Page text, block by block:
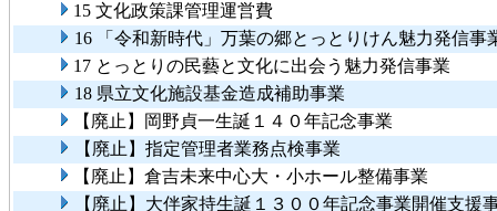
15 文化政策課管理運営費
16 「令和新時代」万葉の郷とっとりけん魅力発信事
17 とっとりの民藝と文化に出会う魅力発信事業
18 県立文化施設基金造成補助事業
【廃止】岡野貞一生誕１４０年記念事業
【廃止】指定管理者業務点検事業
【廃止】倉吉未来中心大・小ホール整備事業
【廃止】大伴家持生誕１３００年記念事業開催支援